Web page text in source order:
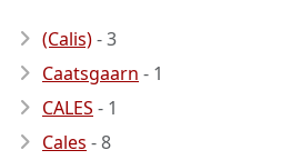
(Calis)- 3
Caatsgaarn - 1
CALES - 1
Cales - 8